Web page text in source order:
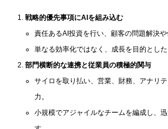
戦略的優先事項にAIを組み込む
責任あるAI投資を行い、顧客の問題解決や
単なる効率化ではなく、成長を目的とした
部門横断的な連携と従業員の積極的関与
サイロを取り払い、営業、財務、アナリ
力。
小規模でアジャイルなチームを編成し、